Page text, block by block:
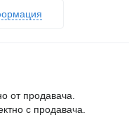
от продавача.
с продавача.